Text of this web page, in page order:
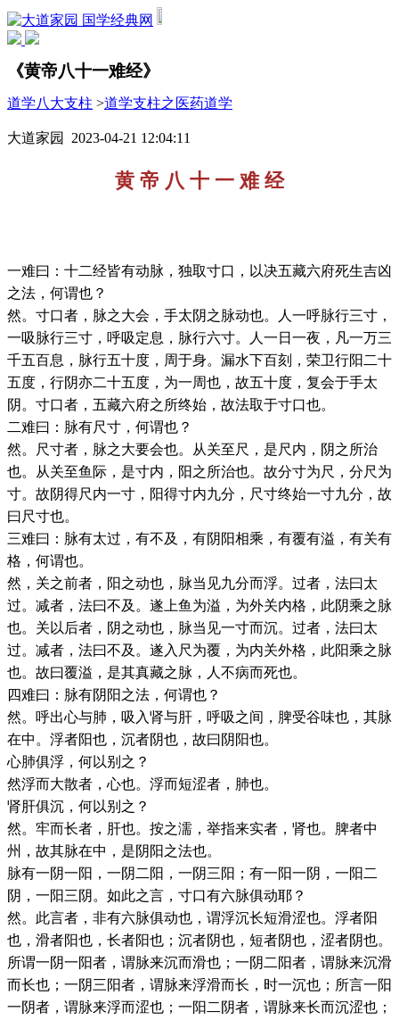
国学经典网
《黄帝八十一难经》
道学八大支柱 >道学支柱之医药道学
大道家园 2023-04-21 12:04:11
黄 帝 八 十 一 难 经
一难曰：十二经皆有动脉，独取寸口，以决五藏六府死生吉凶
之法，何谓也？
然。寸口者，脉之大会，手太阴之脉动也。人一呼脉行三寸，
一吸脉行三寸，呼吸定息，脉行六寸。人一日一夜，凡一万三
千五百息，脉行五十度，周于身。漏水下百刻，荣卫行阳二十
五度，行阴亦二十五度，为一周也，故五十度，复会于手太
阴。寸口者，五藏六府之所终始，故法取于寸口也。
二难曰：脉有尺寸，何谓也？
然。尺寸者，脉之大要会也。从关至尺，是尺内，阴之所治
也。从关至鱼际，是寸内，阳之所治也。故分寸为尺，分尺为
寸。故阴得尺内一寸，阳得寸内九分，尺寸终始一寸九分，故
曰尺寸也。
三难曰：脉有太过，有不及，有阴阳相乘，有覆有溢，有关有
格，何谓也。
然，关之前者，阳之动也，脉当见九分而浮。过者，法曰太
过。减者，法曰不及。遂上鱼为溢，为外关内格，此阴乘之脉
也。关以后者，阴之动也，脉当见一寸而沉。过者，法曰太
过。减者，法曰不及。遂入尺为覆，为内关外格，此阳乘之脉
也。故曰覆溢，是其真藏之脉，人不病而死也。
四难曰：脉有阴阳之法，何谓也？
然。呼出心与肺，吸入肾与肝，呼吸之间，脾受谷味也，其脉
在中。浮者阳也，沉者阴也，故曰阴阳也。
心肺俱浮，何以别之？
然浮而大散者，心也。浮而短涩者，肺也。
肾肝俱沉，何以别之？
然。牢而长者，肝也。按之濡，举指来实者，肾也。脾者中
州，故其脉在中，是阴阳之法也。
脉有一阴一阳，一阴二阳，一阴三阳；有一阳一阴，一阳二
阴，一阳三阴。如此之言，寸口有六脉俱动耶？
然。此言者，非有六脉俱动也，谓浮沉长短滑涩也。浮者阳
也，滑者阳也，长者阳也；沉者阴也，短者阴也，涩者阴也。
所谓一阴一阳者，谓脉来沉而滑也；一阴二阳者，谓脉来沉滑
而长也；一阴三阳者，谓脉来浮滑而长，时一沉也；所言一阳
一阴者，谓脉来浮而涩也；一阳二阴者，谓脉来长而沉涩也；